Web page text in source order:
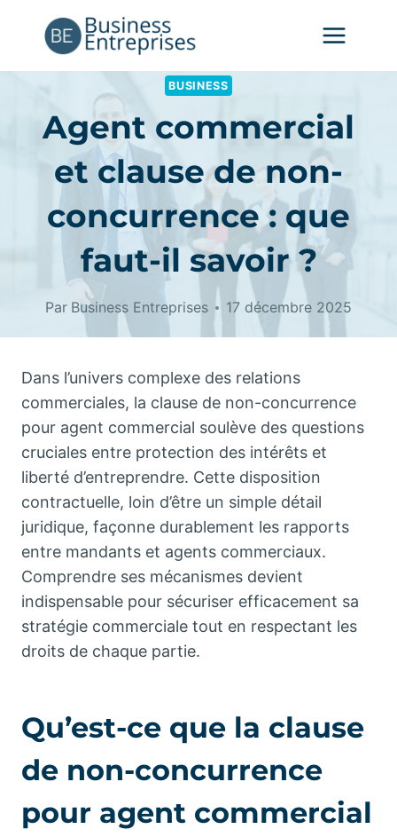
BUSINESS
Agent commercial
et clause de non-
concurrence : que
faut-il savoir ?
Par Business Entreprises 17 décembre 2025
Dans l’univers complexe des relations
commerciales, la clause de non-concurrence
pour agent commercial soulève des questions
cruciales entre protection des intérêts et
liberté d’entreprendre. Cette disposition
contractuelle, loin d’être un simple détail
juridique, façonne durablement les rapports
entre mandants et agents commerciaux.
Comprendre ses mécanismes devient
indispensable pour sécuriser efficacement sa
stratégie commerciale tout en respectant les
droits de chaque partie.
Qu’est-ce que la clause
de non-concurrence
pour agent commercial